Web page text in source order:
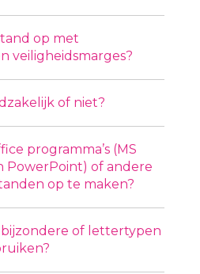
op met
veiligheidsmarges?
of niet?
programma’s (MS
PowerPoint) of andere
op te maken?
of lettertypen